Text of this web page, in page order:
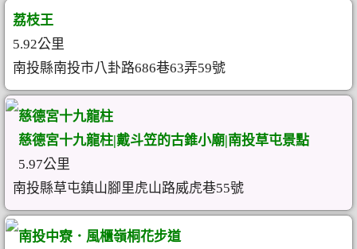
荔枝王
5.92公里
南投縣南投市八卦路686巷63弄59號
慈德宮十九龍柱
慈德宮十九龍柱|戴斗笠的古錐小廟|南投草屯景點
5.97公里
南投縣草屯鎮山腳里虎山路威虎巷55號
南投中寮．風櫃嶺桐花步道